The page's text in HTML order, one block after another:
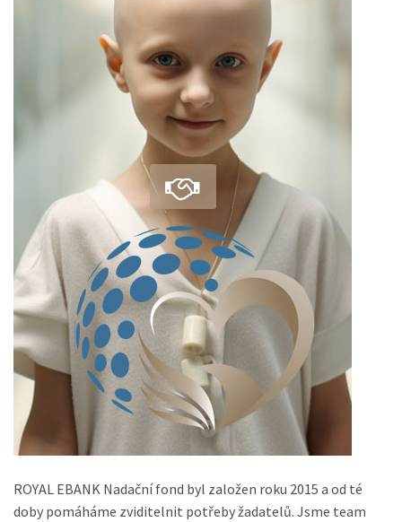
ROYAL EBANK Nadační fond byl založen roku 2015 a od té
doby pomáháme zviditelnit potřeby žadatelů. Jsme team